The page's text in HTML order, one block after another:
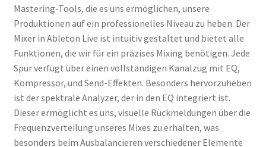
Mastering-Tools, die es uns ermöglichen, unsere
Produktionen auf ein professionelles Niveau zu heben. Der
Mixer in Ableton Live ist intuitiv gestaltet und bietet alle
Funktionen, die wir für ein präzises Mixing benötigen. Jede
Spur verfügt über einen vollständigen Kanalzug mit EQ,
Kompressor, und Send-Effekten. Besonders hervorzuheben
ist der spektrale Analyzer, der in den EQ integriert ist.
Dieser ermöglicht es uns, visuelle Rückmeldungen über die
Frequenzverteilung unseres Mixes zu erhalten, was
besonders beim Ausbalancieren verschiedener Elemente